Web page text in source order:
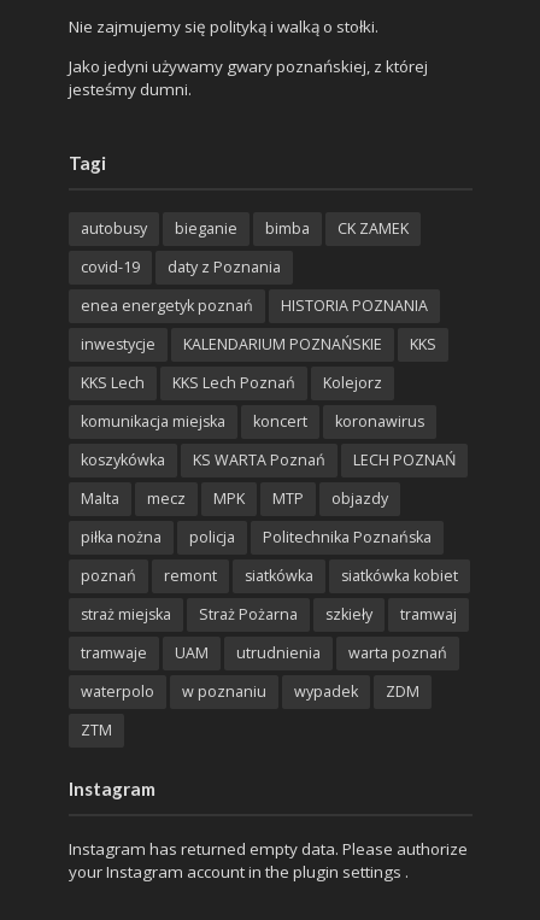
Nie zajmujemy się polityką i walką o stołki.
Jako jedyni używamy gwary poznańskiej, z której
jesteśmy dumni.
Tagi
autobusy bieganie bimba
CK ZAMEK
covid-19
daty z Poznania
enea energetyk poznań
HISTORIA POZNANIA
inwestycje
KALENDARIUM POZNAŃSKIE
KKS
KKS Lech
KKS Lech Poznań
Kolejorz
komunikacja miejska
koncert
koronawirus
koszykówka
KS WARTA Poznań
LECH POZNAŃ
Malta
mecz MPK MTP
objazdy
piłka nożna
policja
Politechnika Poznańska
poznań
remont siatkówka
siatkówka kobiet
straż miejska
Straż Pożarna szkieły
tramwaj
tramwaje
UAM utrudnienia
warta poznań
waterpolo
w poznaniu wypadek
ZDM
ZTM
Instagram
Instagram has returned empty data. Please authorize
your Instagram account in the plugin settings .